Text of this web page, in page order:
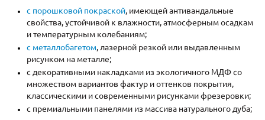
с порошковой покраской, имеющей антивандальные
свойства, устойчивой к влажности, атмосферным осадкам
и температурным колебаниям;
с металлобагетом, лазерной резкой или выдавленным
рисунком на металле;
с декоративными накладками из экологичного МДФ со
множеством вариантов фактур и оттенков покрытия,
классическими и современными рисунками фрезеровки;
с премиальными панелями из массива натурального дуба;